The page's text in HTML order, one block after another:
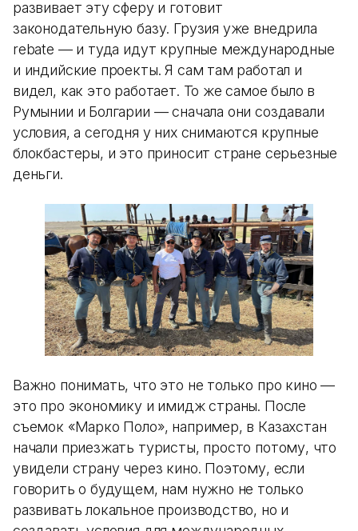
развивает эту сферу и готовит
законодательную базу. Грузия уже внедрила
rebate — и туда идут крупные международные
и индийские проекты. Я сам там работал и
видел, как это работает. То же самое было в
Румынии и Болгарии — сначала они создавали
условия, а сегодня у них снимаются крупные
блокбастеры, и это приносит стране серьезные
деньги.
Важно понимать, что это не только про кино —
это про экономику и имидж страны. После
съемок «Марко Поло», например, в Казахстан
начали приезжать туристы, просто потому, что
увидели страну через кино. Поэтому, если
говорить о будущем, нам нужно не только
развивать локальное производство, но и